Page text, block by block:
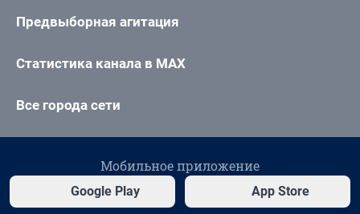
Предвыборная агитация
Статистика канала в MAX
Все города сети
Мобильное приложение
Google Play App Store